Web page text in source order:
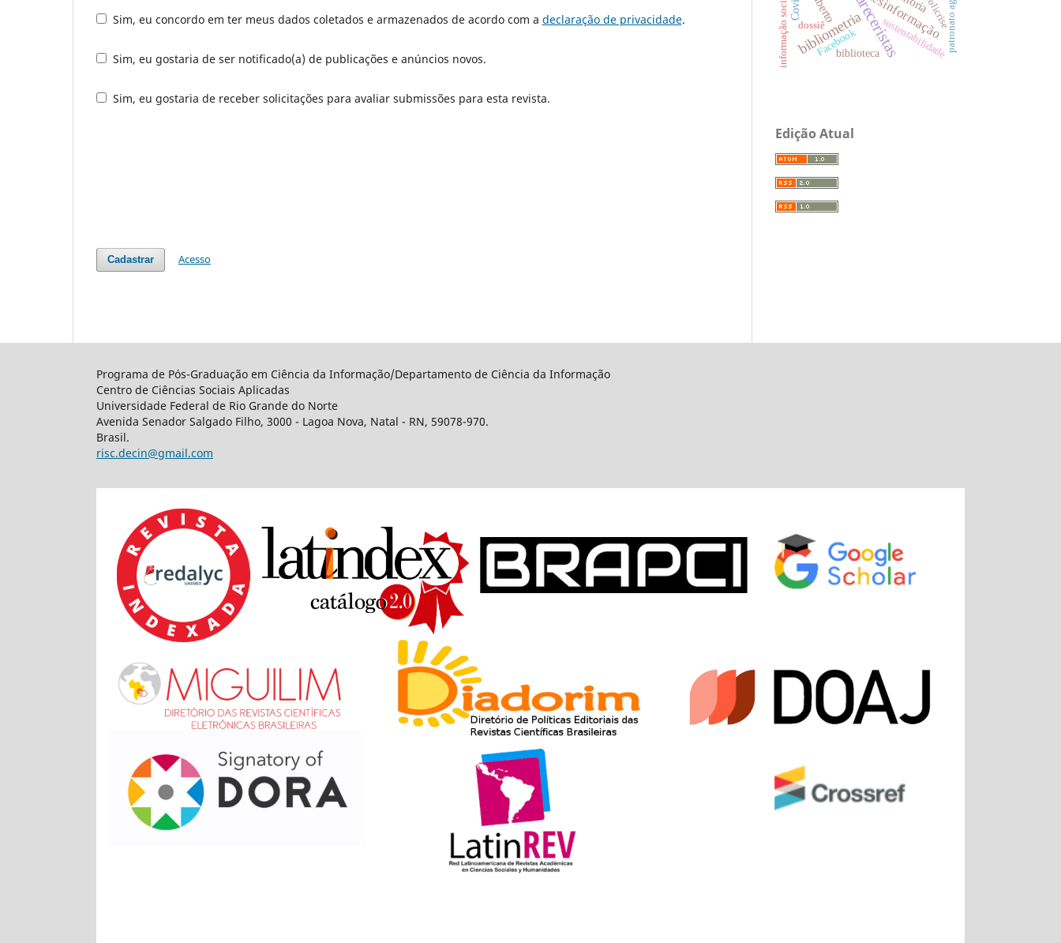
Sim, eu concordo em ter meus dados coletados e armazenados de acordo com a declaração de privacidade.
Sim, eu gostaria de ser notificado(a) de publicações e anúncios novos.
Sim, eu gostaria de receber solicitações para avaliar submissões para esta revista.
Cadastrar Acesso
pareceristas
bibliometriadesinformação
Facebookbibliotecasustentabilidade
dossiê policrise
Edição Atual
Programa de Pós-Graduação em Ciência da Informação/Departamento de Ciência da Informação
Centro de Ciências Sociais Aplicadas
Universidade Federal de Rio Grande do Norte
Avenida Senador Salgado Filho, 3000 - Lagoa Nova, Natal - RN, 59078-970.
Brasil.
risc.decin@gmail.com